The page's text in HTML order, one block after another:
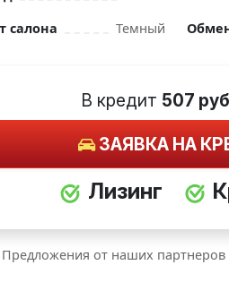
салона
Темный
В кредит 507
ЗАЯВКА НА
Лизинг
Предложения от наших партнеров